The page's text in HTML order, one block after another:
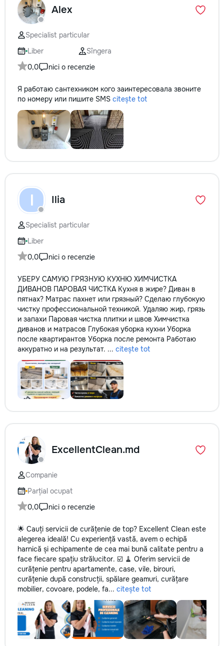
Alex
Specialist particular
Liber
Sîngera
0,0
nici o recenzie
Я работаю сантехником кого заинтересовала звоните
по номеру или пишите SMS citește tot
I Ilia
Specialist particular
Liber
0,0
nici o recenzie
УБЕРУ САМУЮ ГРЯЗНУЮ КУХНЮ ХИМЧИСТКА
ДИВАНОВ ПАРОВАЯ ЧИСТКА Кухня в жире? Диван в
пятнах? Матрас пахнет или грязный? Сделаю глубокую
чистку профессиональной техникой. Удаляю жир, грязь
и запахи Паровая чистка плитки и швов Химчистка
диванов и матрасов Глубокая уборка кухни Уборка
после квартирантов Уборка после ремонта Работаю
аккуратно и на результат. ... citește tot
ExcellentClean.md
Companie
Parțial ocupat
0,0
nici o recenzie
🌟 Cauți servicii de curățenie de top? Excellent Clean este
alegerea ideală! Cu experiență vastă, avem o echipă
harnică și echipamente de cea mai bună calitate pentru a
face fiecare spațiu strălucitor. ☑️ 🧹 Oferim servicii de
curățenie pentru apartamente, case, vile, birouri,
curățenie după construcții, spălare geamuri, curățare
mobilier, covoare, podele, fa... citește tot